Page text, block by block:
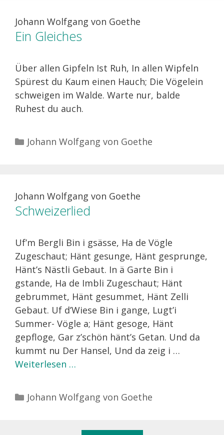
Johann Wolfgang von Goethe
Ein Gleiches
Über allen Gipfeln Ist Ruh, In allen Wipfeln
Spürest du Kaum einen Hauch; Die Vögelein
schweigen im Walde. Warte nur, balde
Ruhest du auch.
Kategorien
Johann Wolfgang von Goethe
Johann Wolfgang von Goethe
Schweizerlied
Uf’m Bergli Bin i gsässe, Ha de Vögle
Zugeschaut; Hänt gesunge, Hänt gesprunge,
Hänt’s Nästli Gebaut. In ä Garte Bin i
gstande, Ha de Imbli Zugeschaut; Hänt
gebrummet, Hänt gesummet, Hänt Zelli
Gebaut. Uf d’Wiese Bin i gange, Lugt’i
Summer- Vögle a; Hänt gesoge, Hänt
gepfloge, Gar z’schön hänt’s Getan. Und da
kummt nu Der Hansel, Und da zeig i …
Weiterlesen …
Kategorien
Johann Wolfgang von Goethe